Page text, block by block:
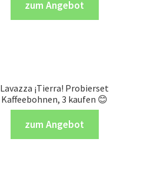
zum Angebot
Lavazza ¡Tierra! Probierset
Kaffeebohnen, 3 kaufen 😊
zum Angebot